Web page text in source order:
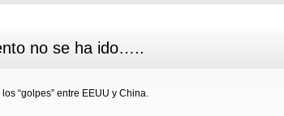
no se ha ido…..
“golpes” entre EEUU y China.